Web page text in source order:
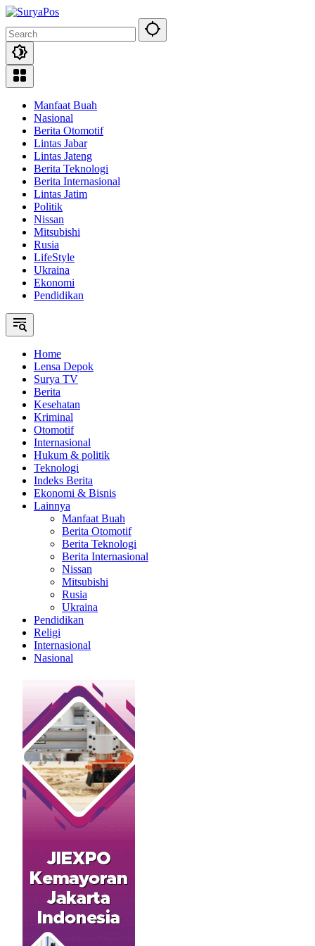
Skip
content
Manfaat Buah
Nasional
Berita Otomotif
Lintas Jabar
Lintas Jateng
Berita Teknologi
Berita Internasional
Lintas Jatim
Politik
Nissan
Mitsubishi
Rusia
LifeStyle
Ukraina
Ekonomi
Pendidikan
Home
Lensa Depok
Surya TV
Berita
Kesehatan
Kriminal
Otomotif
Internasional
Hukum & politik
Teknologi
Indeks Berita
Ekonomi & Bisnis
Lainnya
Manfaat Buah
Berita Otomotif
Berita Teknologi
Berita Internasional
Nissan
Mitsubishi
Rusia
Ukraina
Pendidikan
Religi
Internasional
Nasional